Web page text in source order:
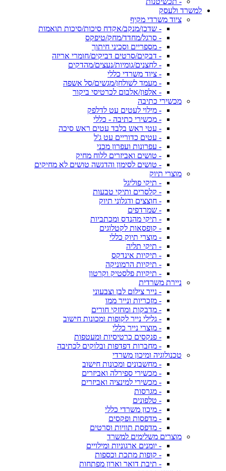
למשרד ולעסק
ציוד משרדי מקיף
- שדכן/מנקב/אקדח סיכות/סיכות תואמות
- סרגל/מחדד/מחק/טיפקס
- מספריים וסכיני חיתוך
- דבקים/סרטים דביקים/חומרי אריזה
- לחצנים/גומיות/נעצים/מהדקים
- ציוד משרדי כללי
- מעמד לשולחן/מגשים/סל אשפה
- אלפון/אלבום לכרטיסי ביקור
מכשירי כתיבה
- מילוי לעטים עט לדלפק
- מכשירי כתיבה - כללי
- עטי ראש בלבד עטים ראש סיכה
- עטים כדוריים עט ג'ל
- עפרונות ועפרון מכני
- טושים ואביזרים ללוח מחיק
- טושים לסימון והדגשה טושים לא מחיקים
מוצרי תיוק
- תיקי פוליגל
- קלסרים ותיקי טבעות
- חוצצים ודגלוני תיוק
- שמרדפים
- תיקי מהנדס ומכתביות
- קופסאות לקטלוגים
- מוצרי תיוק כללי
- תיקי תליה
- תיקיות אינדקס
- תיקיות הרמוניקה
- תיקיות פלסטיק וקרטון
ניירת משרדית
- נייר צילום לבן וצבעוני
- מזכריות ונייר ממו
- מדבקות ומחזקי חורים
- גלילי נייר לקופות ומכונות חישוב
- מוצרי נייר כללי
- פנקסים כרטיסיות ומעטפות
- מחברות דפדפות ובלוקים לכתיבה
טכנולוגיה ומיכון משרדי
- מחשבונים ומכונות חישוב
- מכשירי ספירלה ואביזרים
- מכשירי למינציה ואביזרים
- מגרסות
- טלפונים
- מיכון משרדי כללי
- מדפסות ופקסים
- מדפסת תוויות וסרטים
מוצרים משלימים למשרד
- יומנים ארגוניות ומילויים
- קופות מתכת וכספות
- תיבת דואר וארון מפתחות